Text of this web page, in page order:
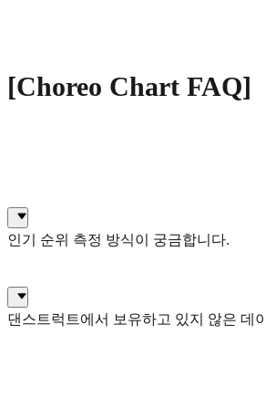
[Choreo Chart FAQ]
인기 순위 측정 방식이 궁금합니다.
댄스트럭트에서 보유하고 있지 않은 데